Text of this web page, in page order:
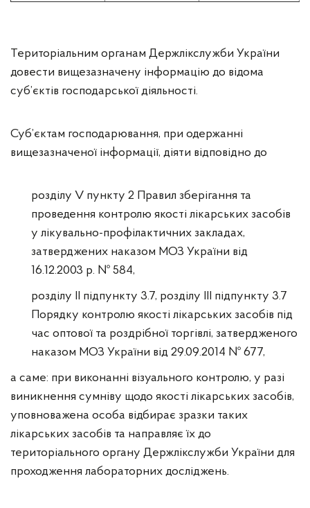
Територіальним органам Держлікслужби України
довести вищезазначену інформацію до відома
суб’єктів господарської діяльності.
Суб’єктам господарювання, при одержанні
вищезазначеної інформації, діяти відповідно до
розділу V пункту 2 Правил зберігання та
проведення контролю якості лікарських засобів
у лікувально-профілактичних закладах,
затверджених наказом МОЗ України від
16.12.2003 р. № 584,
розділу II підпункту 3.7, розділу III підпункту 3.7
Порядку контролю якості лікарських засобів під
час оптової та роздрібної торгівлі, затвердженого
наказом МОЗ України від 29.09.2014 № 677,
а саме: при виконанні візуального контролю, у разі
виникнення сумніву щодо якості лікарських засобів,
уповноважена особа відбирає зразки таких
лікарських засобів та направляє їх до
територіального органу Держлікслужби України для
проходження лабораторних досліджень.